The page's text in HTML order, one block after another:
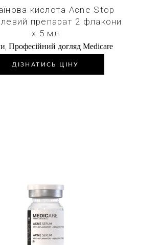
кислота Acne Stop
препарат 2 флакони
х 5 мл
, Професійний догляд Medicare
ДІЗНАТИСЬ ЦІНУ
Купити в 1 клік